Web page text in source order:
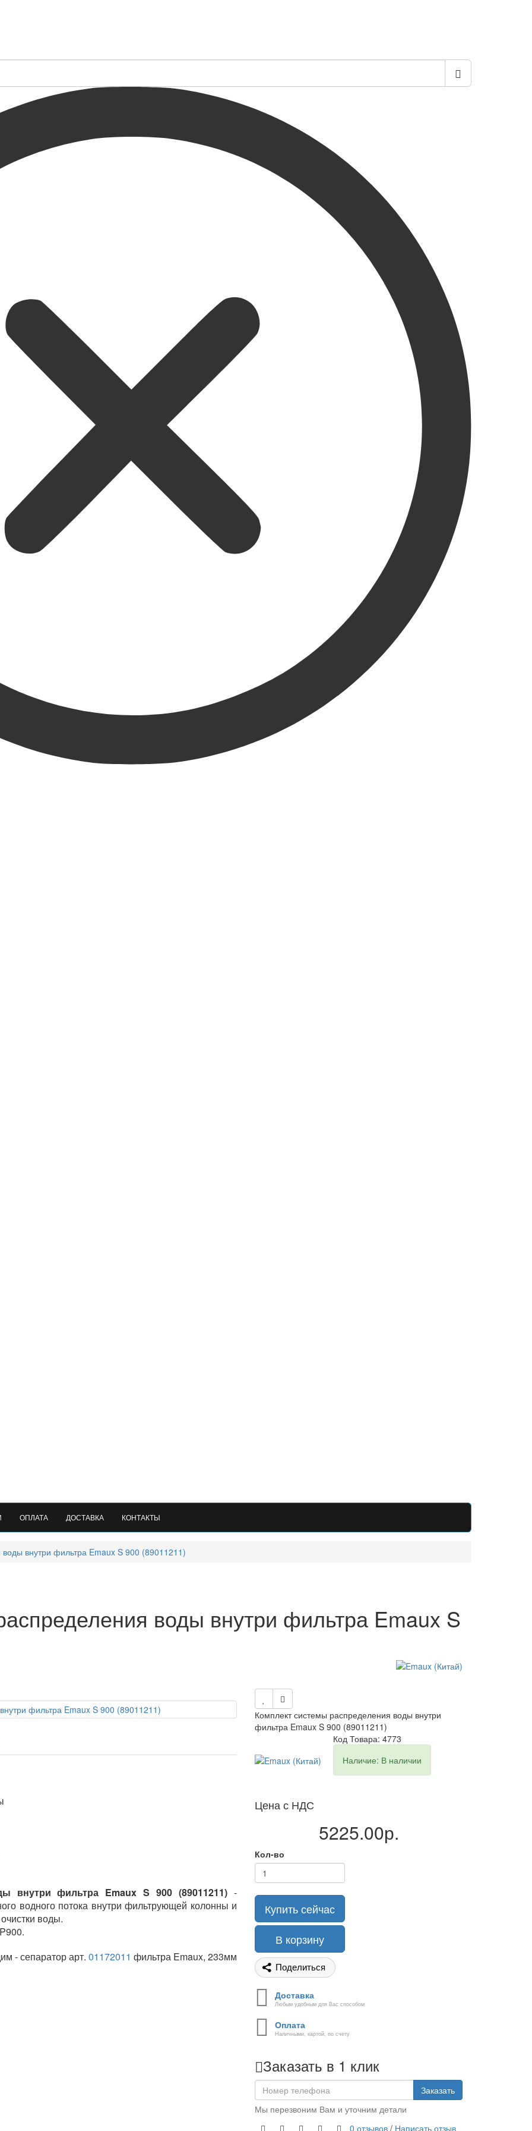
ОПЛАТА ДОСТАВКА КОНТАКТЫ
внутри фильтра Emaux S 900 (89011211)
воды внутри фильтра Emaux S
внутри фильтра Emaux S 900 (89011211) -
водного потока внутри фильтрующей колонны и
воды.
- сепаратор арт. 01172011 фильтра Emaux, 233мм
Комплект системы распределения воды внутри
фильтра Emaux S 900 (89011211)
Код Товара: 4773
Наличие: В наличии
Цена с НДС
5225.00р.
Кол-во
Купить сейчас
В корзину
Поделиться
Доставка
Любым удобным для Вас способом
Оплата
Наличными, картой, по счету
Заказать в 1 клик
Заказать
Мы перезвоним Вам и уточним детали
0 отзывов / Написать отзыв